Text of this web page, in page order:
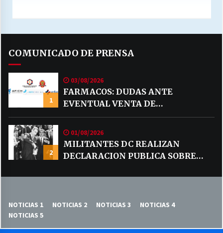
COMUNICADO DE PRENSA
1
03/08/2026
FARMACOS: DUDAS ANTE
EVENTUAL VENTA DE
MEDICAMENTOS POR MERCADO
LIBRE
2
01/08/2026
MILITANTES DC REALIZAN
DECLARACION PUBLICA SOBRE
NOTICIAS 1 NOTICIAS 2 NOTICIAS 3
NOTICIAS 4
NOTICIAS 5